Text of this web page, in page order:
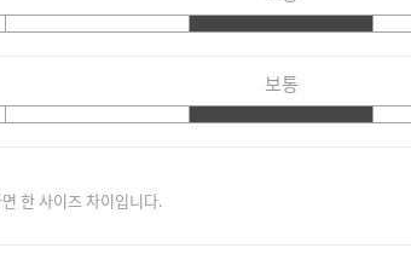
보통
한 사이즈 차이입니다.